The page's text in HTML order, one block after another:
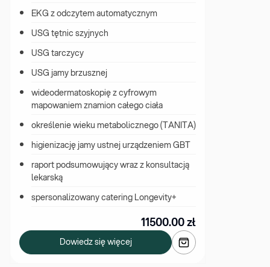
EKG z odczytem automatycznym
USG tętnic szyjnych
USG tarczycy
USG jamy brzusznej
wideodermatoskopię z cyfrowym
mapowaniem znamion całego ciała
określenie wieku metabolicznego (TANITA)
higienizację jamy ustnej urządzeniem GBT
raport podsumowujący wraz z konsultacją
lekarską
spersonalizowany catering Longevity+
11500.00zł
Dowiedz się więcej